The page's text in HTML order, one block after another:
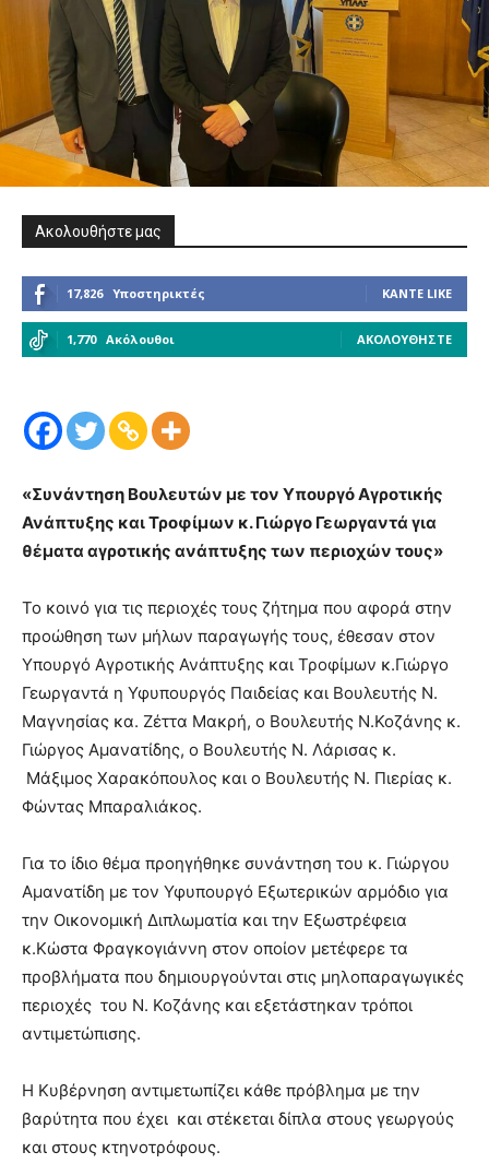
Ακολουθήστε μας
17,826 Υποστηρικτές ΚΆΝΤΕ LIKE
1,770 Ακόλουθοι ΑΚΟΛΟΥΘΉΣΤΕ
«Συνάντηση Βουλευτών με τον Υπουργό Αγροτικής
Ανάπτυξης και Τροφίμων κ. Γιώργο Γεωργαντά για
θέματα αγροτικής ανάπτυξης των περιοχών τους»
Το κοινό για τις περιοχές τους ζήτημα που αφορά στην
προώθηση των μήλων παραγωγής τους, έθεσαν στον
Υπουργό Αγροτικής Ανάπτυξης και Τροφίμων κ.Γιώργο
Γεωργαντά η Υφυπουργός Παιδείας και Βουλευτής Ν.
Μαγνησίας κα. Ζέττα Μακρή, ο Βουλευτής Ν.Κοζάνης κ.
Γιώργος Αμανατίδης, ο Βουλευτής Ν. Λάρισας κ.
Μάξιμος Χαρακόπουλος και ο Βουλευτής Ν. Πιερίας κ.
Φώντας Μπαραλιάκος.
Για το ίδιο θέμα προηγήθηκε συνάντηση του κ. Γιώργου
Αμανατίδη με τον Υφυπουργό Εξωτερικών αρμόδιο για
την Οικονομική Διπλωματία και την Εξωστρέφεια
κ.Κώστα Φραγκογιάννη στον οποίον μετέφερε τα
προβλήματα που δημιουργούνται στις μηλοπαραγωγικές
περιοχές του Ν. Κοζάνης και εξετάστηκαν τρόποι
αντιμετώπισης.
Η Κυβέρνηση αντιμετωπίζει κάθε πρόβλημα με την
βαρύτητα που έχει και στέκεται δίπλα στους γεωργούς
και στους κτηνοτρόφους.